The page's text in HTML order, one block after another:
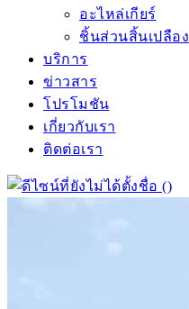
อะไหล่เกียร์
ชิ้นส่วนสิ้นเปลือง
บริการ
ข่าวสาร
โปรโมชัน
เกี่ยวกับเรา
ติดต่อเรา